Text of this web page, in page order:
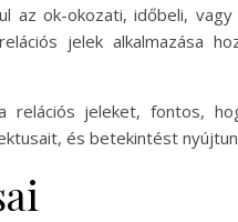
az ok-okozati, időbeli,
jelek alkalmazása
relációs jeleket, fontos,
és betekintést